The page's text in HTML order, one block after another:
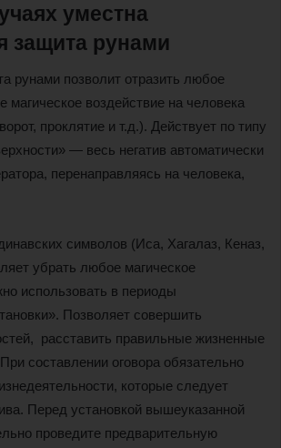
уместна
защита рунами
рунами позволит отразить любое
магическое воздействие на человека
проклятие и т.д.). Действует по типу
— весь негатив автоматически
перенаправляясь на человека,
символов (Иса, Хагалаз, Кеназ,
убрать любое магическое
использовать в периоды
Позволяет совершить
расставить правильные жизненные
составлении оговора обязательно
которые следует
Перед установкой вышеуказанной
проведите предварительную